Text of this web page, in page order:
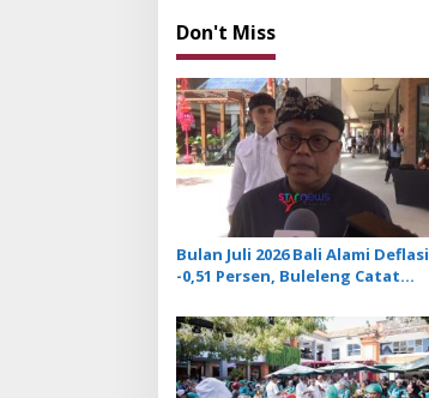
Don't Miss
Bulan Juli 2026 Bali Alami Deflasi
-0,51 Persen, Buleleng Catat